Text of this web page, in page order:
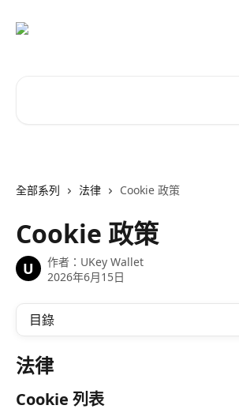
全部系列 法律 Cookie 政策
Cookie 政策
U 作者： UKey Wallet
2026年6月15日
目錄
法律
Cookie 列表